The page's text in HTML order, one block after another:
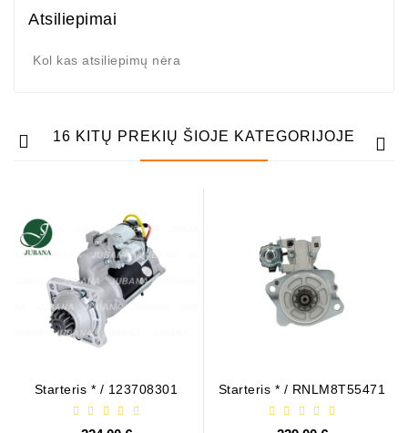
Generatorių
Atsiliepimai
Kol kas atsiliepimų nėra
16 KITŲ PREKIŲ ŠIOJE KATEGORIJOJE
Starteris * / 123708301 Starteris * / RNLM8T55471